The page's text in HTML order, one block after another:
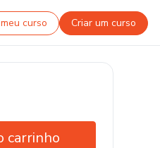
curso Criar um curso
carrinho